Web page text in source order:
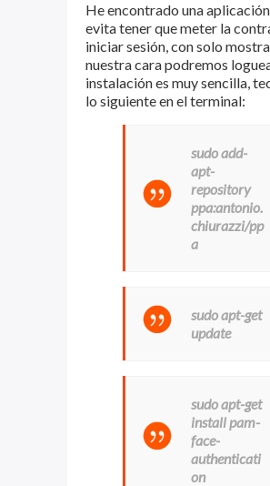
He encontrado una
evita tener que meter la
iniciar sesión, con solo
nuestra cara podremos
instalación es muy sencilla,
lo siguiente en el terminal:
sudo add-
apt-
repository
ppa:antonio.
chiurazzi/pp
a
sudo apt-get
update
sudo apt-get
install pam-
face-
authenticati
on